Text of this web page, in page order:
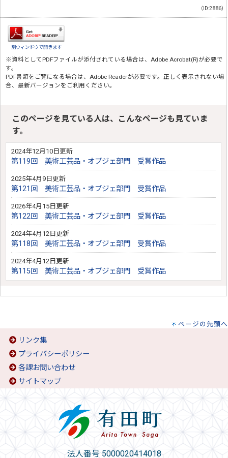
（ID:2886）
別ウィンドウで開きます
※資料としてPDFファイルが添付されている場合は、 Adobe Acrobat(R)が必要で
す。
PDF書類をご覧になる場合は、 Adobe Readerが必要です。正しく表示されない場
合、最新バージョンをご利用ください。
このページを見ている人は、こんなページも見ていま
す。
2024年12月10日更新
第119回 美術工芸品・オブジェ部門 受賞作品
2025年4月9日更新
第121回 美術工芸品・オブジェ部門 受賞作品
2026年4月15日更新
第122回 美術工芸品・オブジェ部門 受賞作品
2024年4月12日更新
第118回 美術工芸品・オブジェ部門 受賞作品
2024年4月12日更新
第115回 美術工芸品・オブジェ部門 受賞作品
ページの先頭へ
リンク集
プライバシーポリシー
各課お問い合わせ
サイトマップ
法人番号 5000020414018